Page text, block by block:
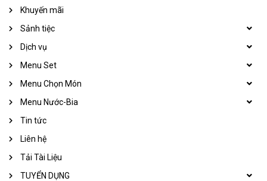
Khuyến mãi
Sảnh tiệc
Dịch vụ
Menu Set
Menu Chọn Món
Menu Nước-Bia
Tin tức
Liên hệ
Tải Tài Liệu
TUYỂN DỤNG